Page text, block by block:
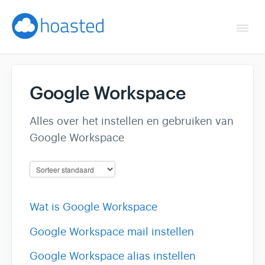
Helpdesk
Optimaliseren & debuggen
Reseller & developer
Klantenpaneel →
Hoasted.com →
Google Workspace
Alles over het instellen en gebruiken van
Google Workspace
Wat is Google Workspace
Google Workspace mail instellen
Google Workspace alias instellen